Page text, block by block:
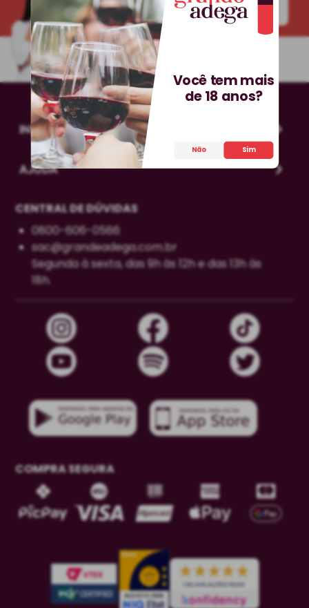
INSCREVA-SE!
INSTITUCIONAL
AJUDA
CENTRAL DE DÚVIDAS
0800-606-0566
sac@grandeadega.com.br
Segunda à sexta, das 9h às 12h e das 13h às
18h.
COMPRA SEGURA
Você tem mais
de 18 anos?
Não Sim